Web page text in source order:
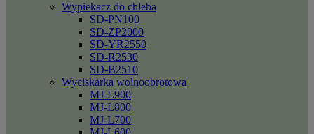
Wypiekacz do chleba
SD-PN100
SD-ZP2000
SD-YR2550
SD-R2530
SD-B2510
Wyciskarka wolnoobrotowa
MJ-L900
MJ-L800
MJ-L700